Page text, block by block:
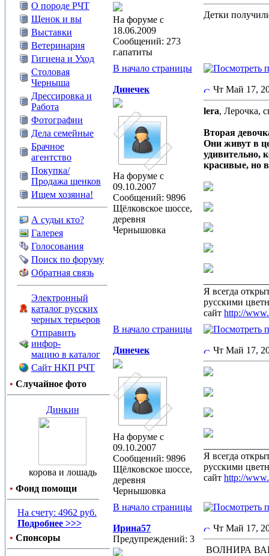
О породе РЧТ
Щенок и вы
Выставки
Ветеринария
Гигиена и Уход
Столовая
Черныша
Дрессировка и
Работа
Фотографии
Дела семейные
Брачное
агентство
Покупка/
Продажа щенков
Ищем хозяина!
А судьи кто?
Галерея
Голосования
Поиск по форуму
Обратная связь
Электронный
каталог русских
черных терьеров
Отправить
инфор-
мацию в каталог
Сайт НКП РЧТ
• Случайное фото
Динкин
корова и лошадь
• Фонд помощи
На счету: 4962 руб.
Подробнее >>>
• Спонсоры
На форуме с
18.06.2009
Сообщений: 273
г.апатиты
Детки
В начало страницы
Динечек
На форуме с
09.10.2007
Сообщений: 9896
Щёлковское шоссе,
деревня
Чернышовка
Чт Май 17,
lera, Лерочка,
Вторая
Они живут в
удивительно,
красивые, но
Я всегда
русскими
сайт http://
В начало страницы
Динечек
На форуме с
09.10.2007
Сообщений: 9896
Щёлковское шоссе,
деревня
Чернышовка
Чт Май 17,
Я всегда
русскими
сайт http://
В начало страницы
Ирина57
Предупреждений: 3
Чт Май 17,
ВОЛНИРА